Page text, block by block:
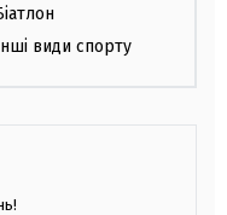
види спорту